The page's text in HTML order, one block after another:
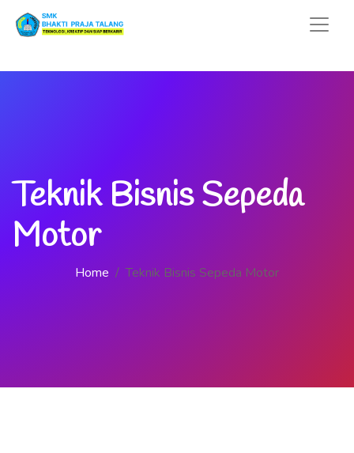
Teknik Bisnis Sepeda
Motor
Home / Teknik Bisnis Sepeda Motor